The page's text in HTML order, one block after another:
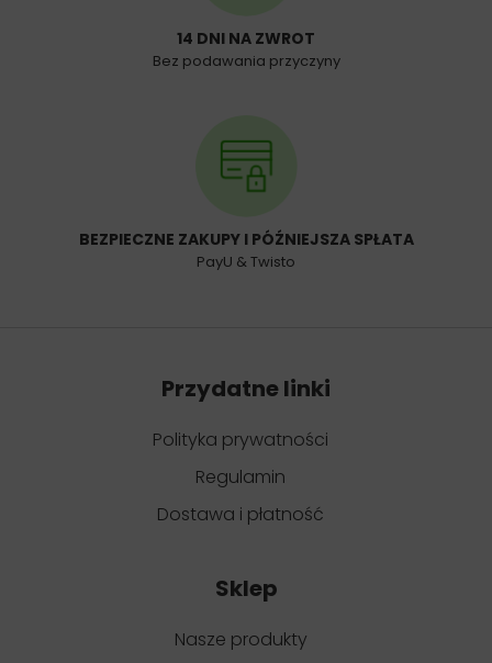
14 DNI NA ZWROT
Bez podawania przyczyny
BEZPIECZNE ZAKUPY I PÓŹNIEJSZA SPŁATA
PayU & Twisto
Przydatne linki
Polityka prywatności
Regulamin
Dostawa i płatność
Sklep
Nasze produkty